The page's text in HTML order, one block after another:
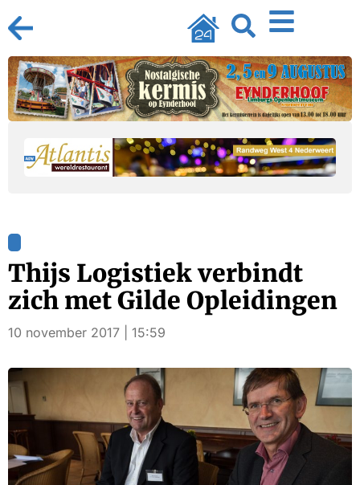
Thijs Logistiek verbindt
zich met Gilde Opleidingen
10 november 2017 | 15:59